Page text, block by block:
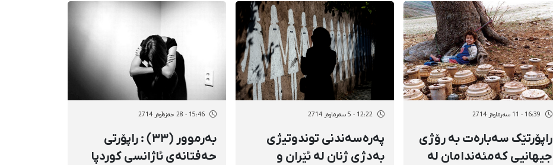
16:39 - 11 سەرماوەز 2714
راپۆرتێک سەبارەت بە رۆژی
جیهانیی کەمئەندامان لە
12:22 - 5 سەرماوەز 2714
پەرەسەندنی توندوتیژی
بەدژی ژنان لە ئێران و
15:46 - 28 خەزەڵوەر 2714
بەرموور (٣٣) : راپۆرتی
حەفتانەی ئاژانسی کوردپا